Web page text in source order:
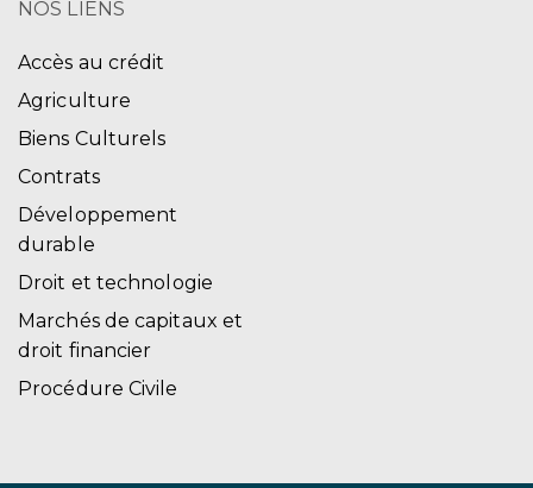
NOS LIENS
Accès au crédit
Agriculture
Biens Culturels
Contrats
Développement
durable
Droit et technologie
Marchés de capitaux et
droit financier
Procédure Civile